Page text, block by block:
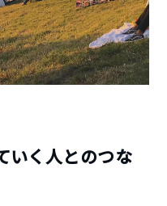
いく人とのつな